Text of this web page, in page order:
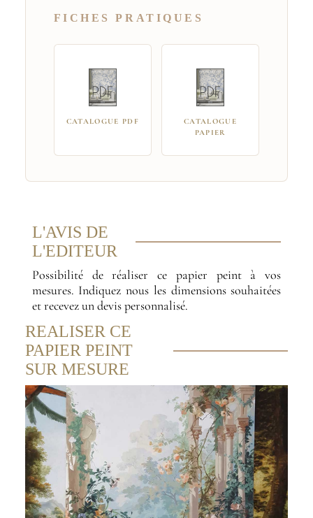
FICHES PRATIQUES
CATALOGUE PDF
CATALOGUE
PAPIER
L'AVIS DE
L'EDITEUR
Possibilité de réaliser ce papier peint à vos
mesures. Indiquez nous les dimensions souhaitées
et recevez un devis personnalisé.
REALISER CE
PAPIER PEINT
SUR MESURE